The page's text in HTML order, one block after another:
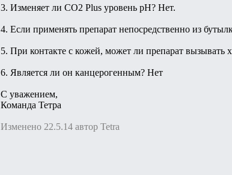
3. Изменяет ли CO2 Plus уровень pH? Нет.
4. Если применять препарат непосредственно из
5. При контакте с кожей, может ли препарат вызывать
6. Является ли он канцерогенным? Нет
С уважением,
Команда Тетра
Изменено 22.5.14 автор Tetra